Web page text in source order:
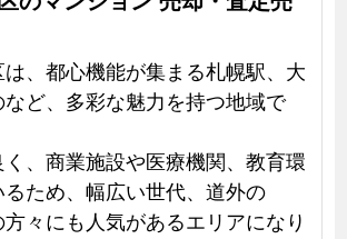
、都心機能が集まる札幌駅、大
ど、多彩な魅力を持つ地域で
、商業施設や医療機関、教育環
ため、幅広い世代、道外の
々にも人気があるエリアになり